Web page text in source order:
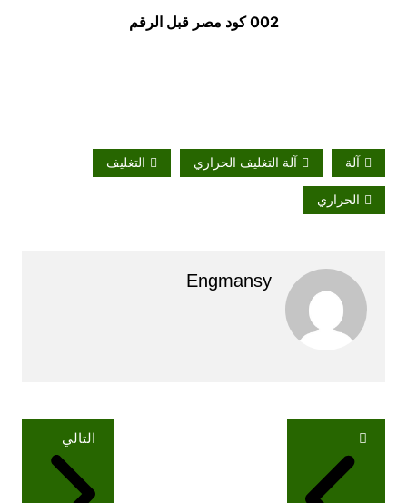
002 كود مصر قبل الرقم
آلة آلة التغليف الحراري التغليف
الحراري
Engmansy
تصفّح
المقالات
التالي